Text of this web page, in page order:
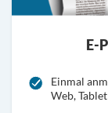
E-
Einmal
Web, Tablet